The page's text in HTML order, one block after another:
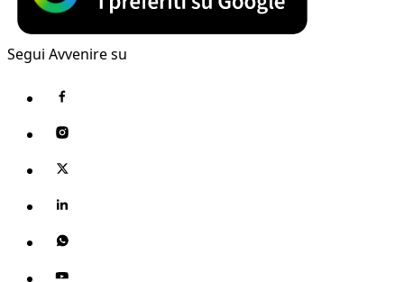
Segui Avvenire su